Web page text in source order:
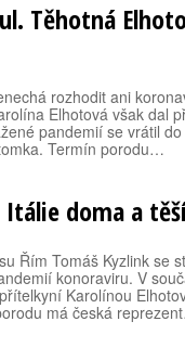
Těhotná
rozhodit ani
Elhotová však dal
pandemií se vrátil
Termín porodu…
doma a
Řím Tomáš Kyzlink se
konoraviru. V
Karolínou
má česká